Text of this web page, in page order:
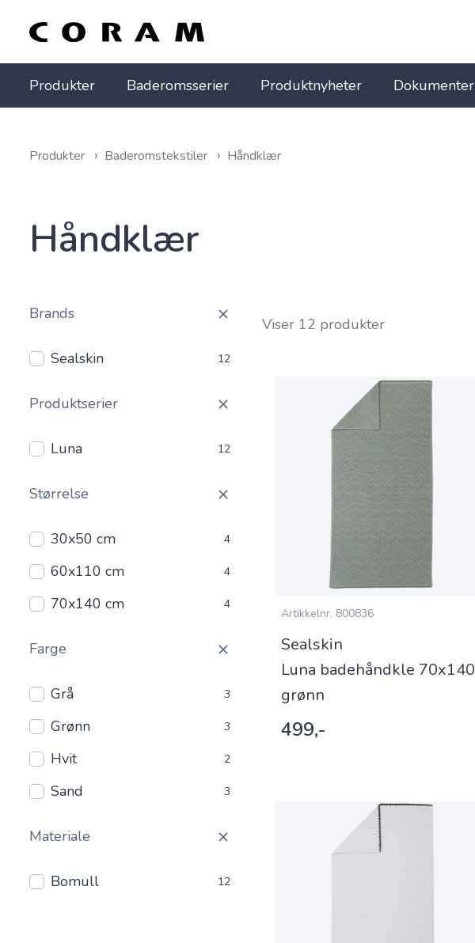
Produkter Baderomsserier Produktnyheter Dokumenter
Produkter Baderomstekstiler Håndklær
Håndklær
Brands
Sealskin 12
Produktserier
Luna 12
Størrelse
30x50 cm 4
60x110 cm 4
70x140 cm 4
Farge
Grå 3
Grønn 3
Hvit 2
Sand 3
Materiale
Bomull 12
Viser 12 produkter
Artikkelnr. 800836
Sealskin
Luna badehåndkle 70x140
grønn
499,-